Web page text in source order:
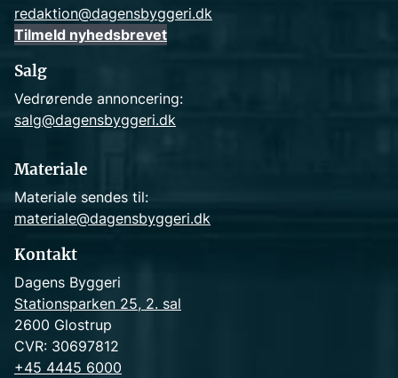
redaktion@dagensbyggeri.dk
Tilmeld nyhedsbrevet
Salg
Vedrørende annoncering:
salg@dagensbyggeri.dk
Materiale
Materiale sendes til:
materiale@dagensbyggeri.dk
Kontakt
Dagens Byggeri
Stationsparken 25, 2. sal
2600 Glostrup
CVR: 30697812
+45 4445 6000